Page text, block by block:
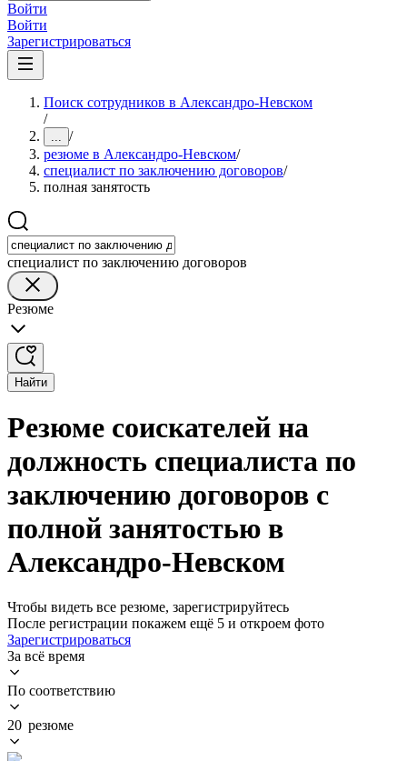
Войти
Войти
Зарегистрироваться
Поиск сотрудников в Александро-Невском
/
... /
резюме в Александро-Невском/
специалист по заключению договоров/
полная занятость
специалист по заключению договоров
Резюме
Найти
Резюме соискателей на
должность специалиста по
заключению договоров с
полной занятостью в
Александро-Невском
Чтобы видеть все резюме, зарегистрируйтесь
После регистрации покажем ещё 5 и откроем фото
Зарегистрироваться
За всё время
По соответствию
20 резюме